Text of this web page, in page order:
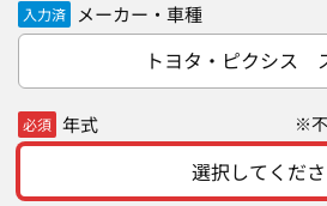
入力済 メーカー・車種
トヨタ・ピクシス
必須 年式 ※
選択してくだ